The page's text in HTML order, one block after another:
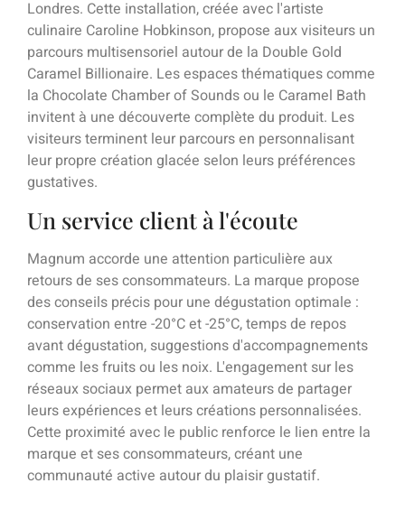
Londres. Cette installation, créée avec l'artiste
culinaire Caroline Hobkinson, propose aux visiteurs un
parcours multisensoriel autour de la Double Gold
Caramel Billionaire. Les espaces thématiques comme
la Chocolate Chamber of Sounds ou le Caramel Bath
invitent à une découverte complète du produit. Les
visiteurs terminent leur parcours en personnalisant
leur propre création glacée selon leurs préférences
gustatives.
Un service client à l'écoute
Magnum accorde une attention particulière aux
retours de ses consommateurs. La marque propose
des conseils précis pour une dégustation optimale :
conservation entre -20°C et -25°C, temps de repos
avant dégustation, suggestions d'accompagnements
comme les fruits ou les noix. L'engagement sur les
réseaux sociaux permet aux amateurs de partager
leurs expériences et leurs créations personnalisées.
Cette proximité avec le public renforce le lien entre la
marque et ses consommateurs, créant une
communauté active autour du plaisir gustatif.